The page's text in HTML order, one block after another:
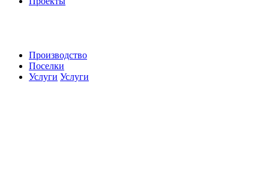
Производство
Поселки
Услуги Услуги